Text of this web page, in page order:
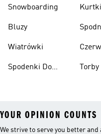
Snowboarding
Bluzy
Wiatrówki
Spodenki Do
Kurtki
YOUR OPINION COUNTS
We strive to serve you better